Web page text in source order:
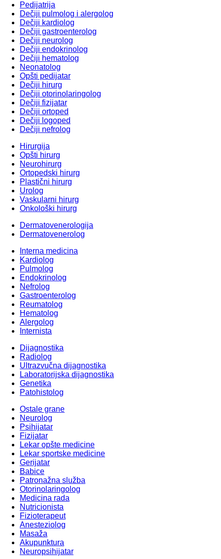
Pedijatrija
Dečiji pulmolog i alergolog
Dečiji kardiolog
Dečiji gastroenterolog
Dečiji neurolog
Dečiji endokrinolog
Dečiji hematolog
Neonatolog
Opšti pedijatar
Dečiji hirurg
Dečiji otorinolaringolog
Dečiji fizijatar
Dečiji ortoped
Dečiji logoped
Dečiji nefrolog
Hirurgija
Opšti hirurg
Neurohirurg
Ortopedski hirurg
Plastični hirurg
Urolog
Vaskularni hirurg
Onkološki hirurg
Dermatovenerologija
Dermatovenerolog
Interna medicina
Kardiolog
Pulmolog
Endokrinolog
Nefrolog
Gastroenterolog
Reumatolog
Hematolog
Alergolog
Internista
Dijagnostika
Radiolog
Ultrazvučna dijagnostika
Laboratorijska dijagnostika
Genetika
Patohistolog
Ostale grane
Neurolog
Psihijatar
Fizijatar
Lekar opšte medicine
Lekar sportske medicine
Gerijatar
Babice
Patronažna služba
Otorinolaringolog
Medicina rada
Nutricionista
Fizioterapeut
Anesteziolog
Masaža
Akupunktura
Neuropsihijatar